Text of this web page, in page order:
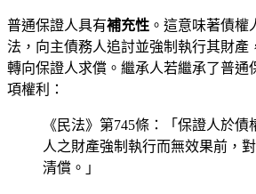
普通保證人具有補充性 。這意味著債權
法，向主債務人追討並強制執行其財產
轉向保證人求償。繼承人若繼承了普通
項權利：
《民法》第745條：「保證人於
人之財產強制執行而無效果前，
清償。」